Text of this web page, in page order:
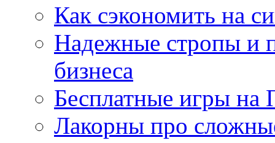
Как сэкономить на
Надежные стропы и
бизнеса
Бесплатные игры на
Лакорны про